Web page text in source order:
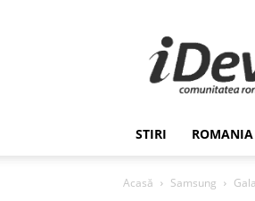
STIRI ROMANIA
Acasă Samsung